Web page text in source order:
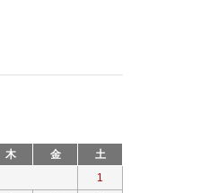
木 金 土
1